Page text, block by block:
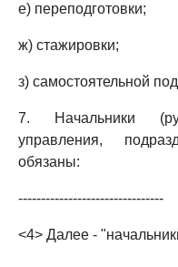
е) переподготовки;
ж) стажировки;
з) самостоятельной
7. Начальники
управления,
обязаны:
--------------------------------
<4> Далее -